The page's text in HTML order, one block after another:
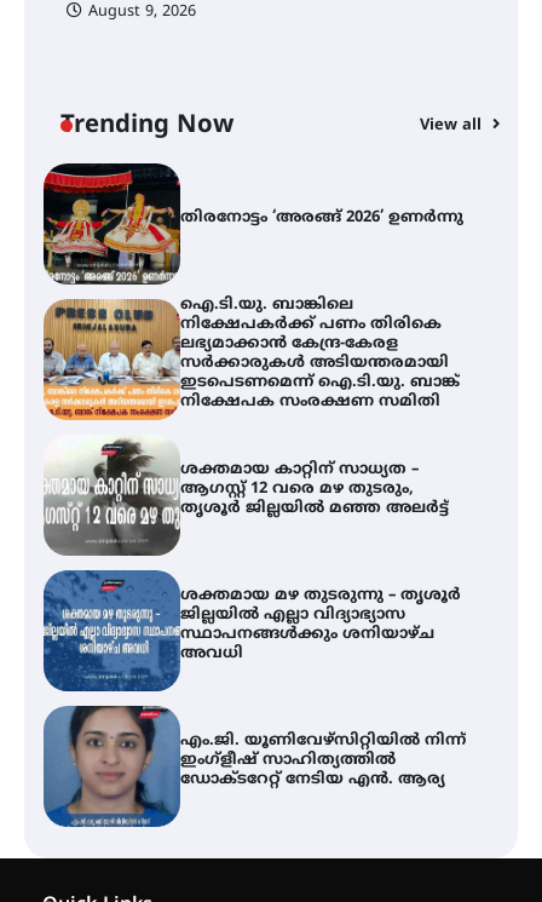
August 9, 2026
Trending Now View all
തിരനോട്ടം ‘അരങ്ങ് 2026’ ഉണർന്നു
ഐ.ടി.യു. ബാങ്കിലെ
നിക്ഷേപകർക്ക് പണം തിരികെ
ലഭ്യമാക്കാൻ കേന്ദ്ര-കേരള
സർക്കാരുകൾ അടിയന്തരമായി
ഇടപെടണമെന്ന് ഐ.ടി.യു. ബാങ്ക്
നിക്ഷേപക സംരക്ഷണ സമിതി
ശക്തമായ കാറ്റിന് സാധ്യത –
ആഗസ്റ്റ് 12 വരെ മഴ തുടരും,
തൃശൂർ ജില്ലയിൽ മഞ്ഞ അലർട്ട്
ശക്തമായ മഴ തുടരുന്നു – തൃശൂർ
ജില്ലയിൽ എല്ലാ വിദ്യാഭ്യാസ
സ്ഥാപനങ്ങൾക്കും ശനിയാഴ്ച
അവധി
എം.ജി. യൂണിവേഴ്‌സിറ്റിയിൽ നിന്ന്
ഇംഗ്ളീഷ് സാഹിത്യത്തിൽ
ഡോക്ടറേറ്റ് നേടിയ എൻ. ആര്യ